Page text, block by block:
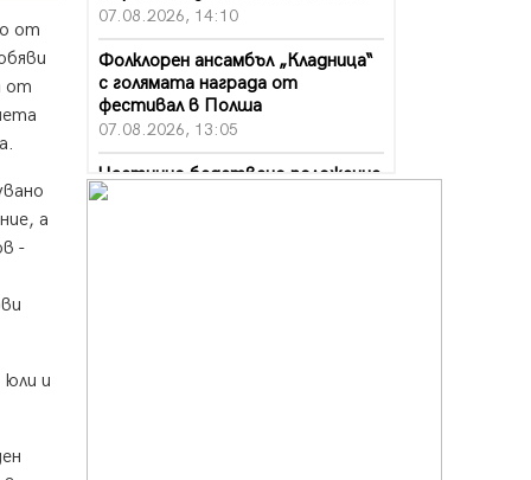
от
от
а
-
юли и
07.08.2026, 14:10
Фолклорен ансамбъл „Кладница“
с голямата награда от
фестивал в Полша
07.08.2026, 13:05
Частично бедствено положение
в Перник заради пропаднал път,